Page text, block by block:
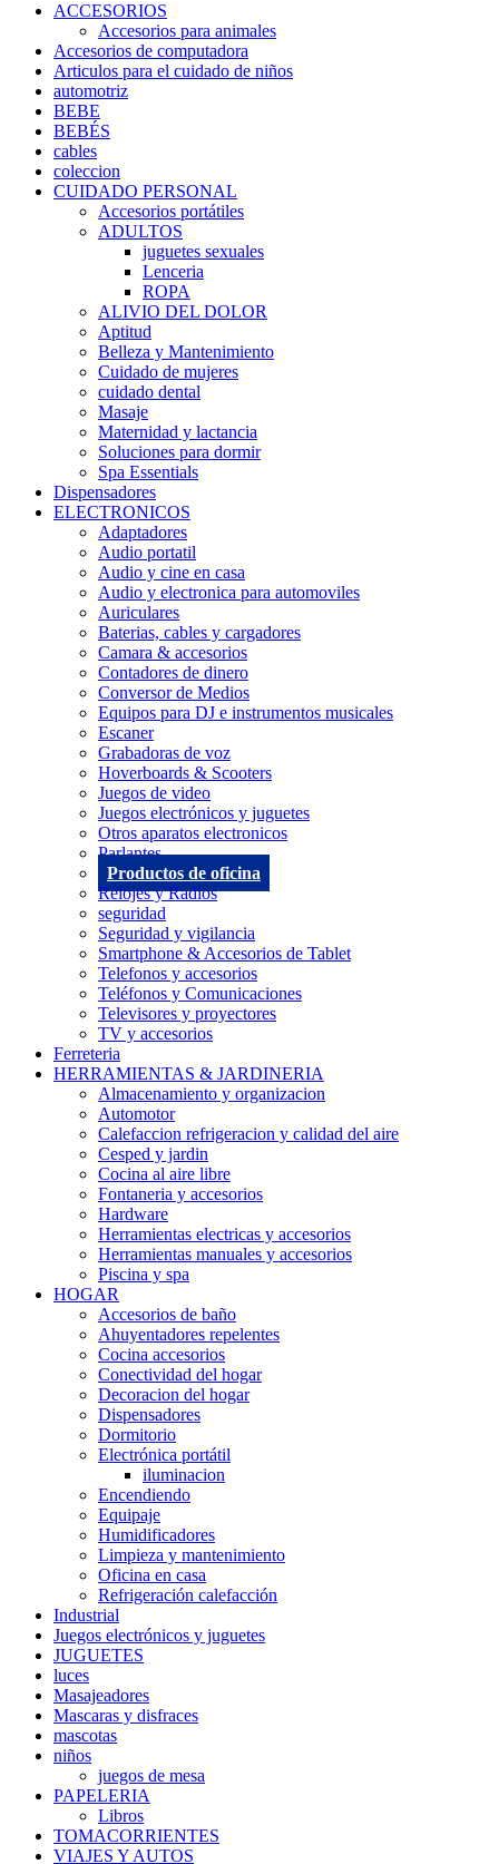
ACCESORIOS
Accesorios para animales
Accesorios de computadora
Articulos para el cuidado de niños
automotriz
BEBE
BEBÉS
cables
coleccion
CUIDADO PERSONAL
Accesorios portátiles
ADULTOS
juguetes sexuales
Lenceria
ROPA
ALIVIO DEL DOLOR
Aptitud
Belleza y Mantenimiento
Cuidado de mujeres
cuidado dental
Masaje
Maternidad y lactancia
Soluciones para dormir
Spa Essentials
Dispensadores
ELECTRONICOS
Adaptadores
Audio portatil
Audio y cine en casa
Audio y electronica para automoviles
Auriculares
Baterias, cables y cargadores
Camara & accesorios
Contadores de dinero
Conversor de Medios
Equipos para DJ e instrumentos musicales
Escaner
Grabadoras de voz
Hoverboards & Scooters
Juegos de video
Juegos electrónicos y juguetes
Otros aparatos electronicos
Parlantes
Productos de oficina
Relojes y Radios
seguridad
Seguridad y vigilancia
Smartphone & Accesorios de Tablet
Telefonos y accesorios
Teléfonos y Comunicaciones
Televisores y proyectores
TV y accesorios
Ferreteria
HERRAMIENTAS & JARDINERIA
Almacenamiento y organizacion
Automotor
Calefaccion refrigeracion y calidad del aire
Cesped y jardin
Cocina al aire libre
Fontaneria y accesorios
Hardware
Herramientas electricas y accesorios
Herramientas manuales y accesorios
Piscina y spa
HOGAR
Accesorios de baño
Ahuyentadores repelentes
Cocina accesorios
Conectividad del hogar
Decoracion del hogar
Dispensadores
Dormitorio
Electrónica portátil
iluminacion
Encendiendo
Equipaje
Humidificadores
Limpieza y mantenimiento
Oficina en casa
Refrigeración calefacción
Industrial
Juegos electrónicos y juguetes
JUGUETES
luces
Masajeadores
Mascaras y disfraces
mascotas
niños
juegos de mesa
PAPELERIA
Libros
TOMACORRIENTES
VIAJES Y AUTOS